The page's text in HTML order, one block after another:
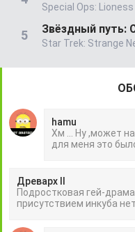
Special Ops: Lioness
Звёздный путь:
Star Trek: Strange
hamu
Хм ... Ну ,может
для меня это
Древарх II
Подростковая гей-
присутствием инкуба